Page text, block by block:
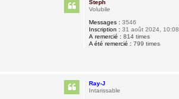
Steph
Volubile
Messages : 3546
Inscription : 31 août 2024, 10:08
A remercié : 814 times
A été remercié : 799 times
Ray-J
Intarissable